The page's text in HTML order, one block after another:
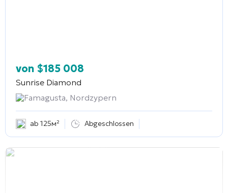
von $185 008
Sunrise Diamond
Famagusta, Nordzypern
ab 125м² Abgeschlossen